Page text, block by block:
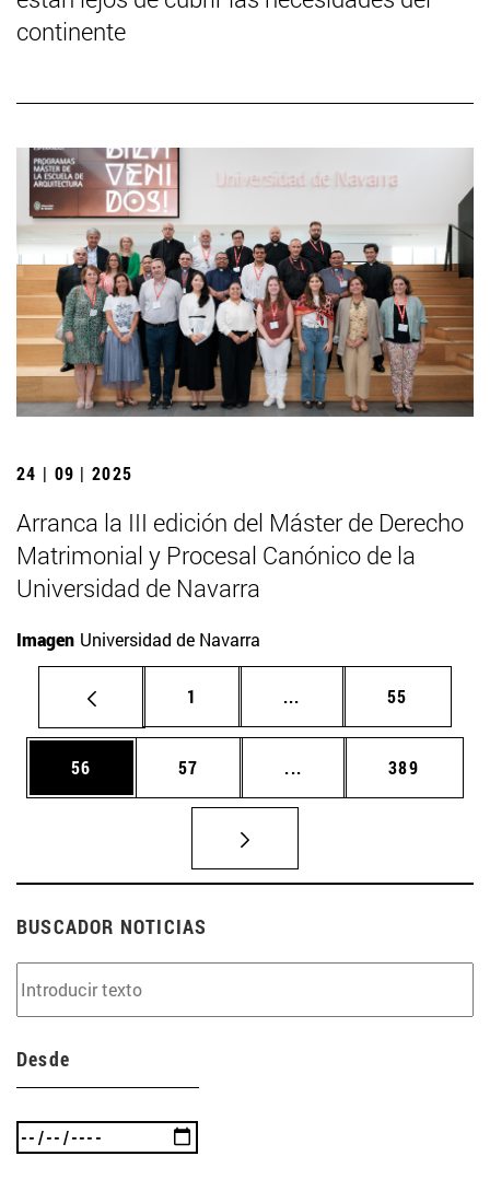
continente
24 | 09 | 2025
Arranca la III edición del Máster de Derecho
Matrimonial y Procesal Canónico de la
Universidad de Navarra
Imagen Universidad de Navarra
Página
1 ... Páginas intermedias
Página
55
Página
56 Página
57 ... Páginas intermedias
Página
389
BUSCADOR NOTICIAS
Desde